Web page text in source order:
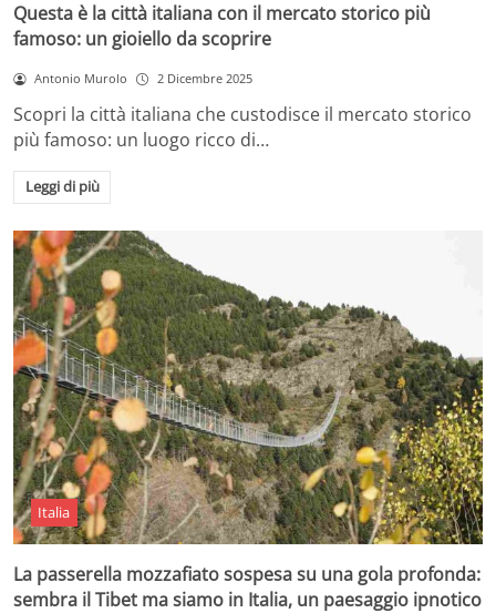
Questa è la città italiana con il mercato storico più
famoso: un gioiello da scoprire
Antonio Murolo 2 Dicembre 2025
Scopri la città italiana che custodisce il mercato storico
più famoso: un luogo ricco di…
Leggi di più
Italia
La passerella mozzafiato sospesa su una gola profonda:
sembra il Tibet ma siamo in Italia, un paesaggio ipnotico